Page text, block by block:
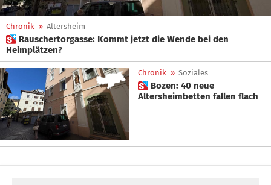
Chronik » Altersheim
 Rauschertorgasse: Kommt jetzt die Wende bei den
Heimplätzen?
Chronik » Soziales
 Bozen: 40 neue
Altersheimbetten fallen flach